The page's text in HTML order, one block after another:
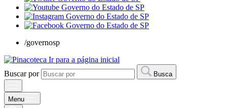
/governosp
Ir para a página inicial
Buscar por
Busca
Menu